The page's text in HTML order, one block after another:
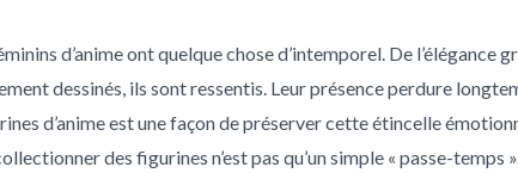
d’anime ont quelque chose d’intemporel. De
dessinés, ils sont ressentis. Leur présence perdure
d’anime est une façon de préserver cette étincelle
des figurines n’est pas qu’un simple « passe-